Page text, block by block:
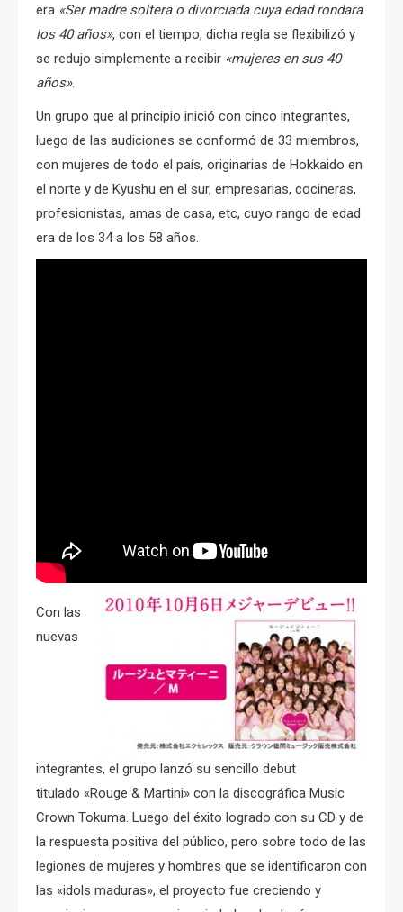
era «Ser madre soltera o divorciada cuya edad rondara
los 40 años», con el tiempo, dicha regla se flexibilizó y
se redujo simplemente a recibir «mujeres en sus 40
años».
Un grupo que al principio inició con cinco integrantes,
luego de las audiciones se conformó de 33 miembros,
con mujeres de todo el país, originarias de Hokkaido en
el norte y de Kyushu en el sur, empresarias, cocineras,
profesionistas, amas de casa, etc, cuyo rango de edad
era de los 34 a los 58 años.
Con las
nuevas
integrantes, el grupo lanzó su sencillo debut
titulado «Rouge & Martini» con la discográfica Music
Crown Tokuma. Luego del éxito logrado con su CD y de
la respuesta positiva del público, pero sobre todo de las
legiones de mujeres y hombres que se identificaron con
las «idols maduras», el proyecto fue creciendo y